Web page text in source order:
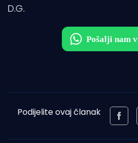
D.G.
Podijelite ovaj članak